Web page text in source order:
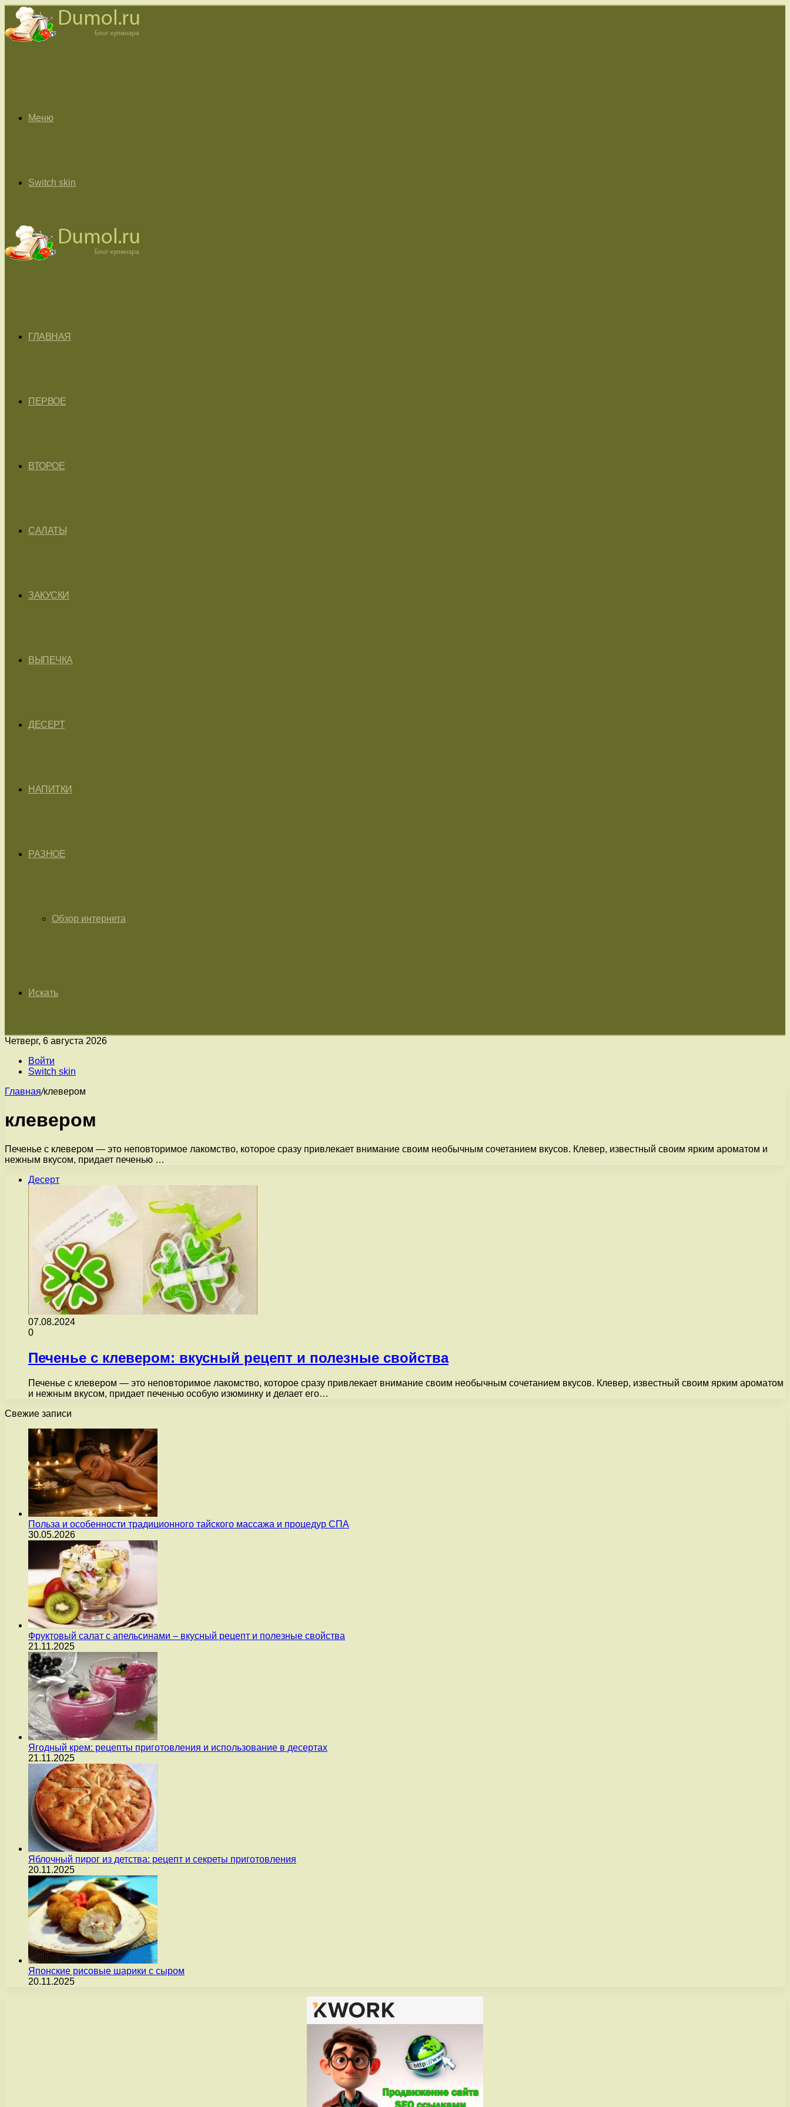
Меню
Switch skin
ГЛАВНАЯ
ПЕРВОЕ
ВТОРОЕ
САЛАТЫ
ЗАКУСКИ
ВЫПЕЧКА
ДЕСЕРТ
НАПИТКИ
РАЗНОЕ
Обзор интернета
Искать
Четверг, 6 августа 2026
Войти
Switch skin
Главная/клевером
клевером
Печенье с клевером — это неповторимое лакомство, которое сразу привлекает внимание своим необычным сочетанием вкусов. Клевер, известный своим ярким ароматом и
нежным вкусом, придает печенью …
Десерт
07.08.2024
0
Печенье с клевером: вкусный рецепт и полезные свойства
Печенье с клевером — это неповторимое лакомство, которое сразу привлекает внимание своим необычным сочетанием вкусов. Клевер, известный своим ярким ароматом
и нежным вкусом, придает печенью особую изюминку и делает его…
Свежие записи
Польза и особенности традиционного тайского массажа и процедур СПА
30.05.2026
Фруктовый салат с апельсинами – вкусный рецепт и полезные свойства
21.11.2025
Ягодный крем: рецепты приготовления и использование в десертах
21.11.2025
Яблочный пирог из детства: рецепт и секреты приготовления
20.11.2025
Японские рисовые шарики с сыром
20.11.2025